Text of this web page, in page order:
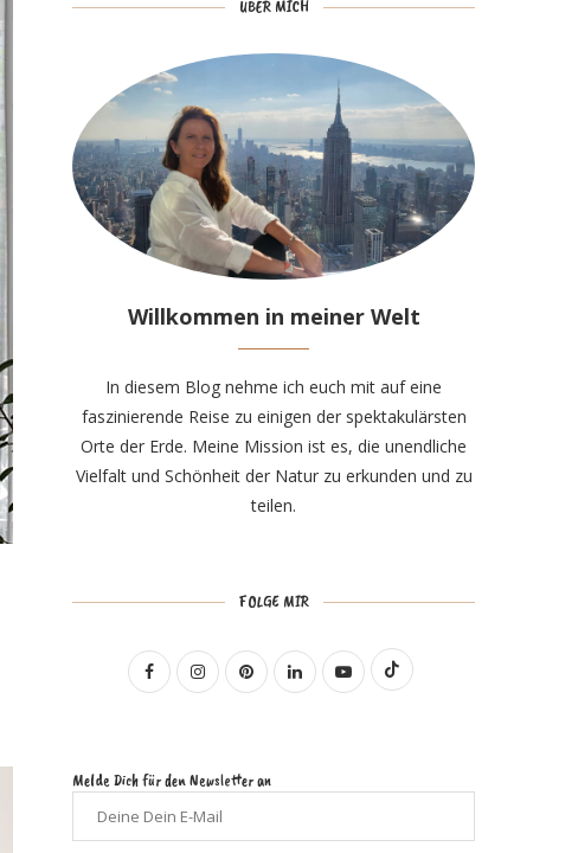
ÜBER MICH
Willkommen in meiner Welt
In diesem Blog nehme ich euch mit auf eine
faszinierende Reise zu einigen der spektakulärsten
Orte der Erde. Meine Mission ist es, die unendliche
Vielfalt und Schönheit der Natur zu erkunden und zu
teilen.
FOLGE MIR
Melde Dich für den Newsletter an